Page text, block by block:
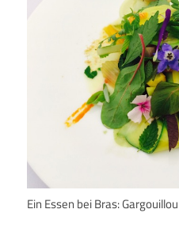
Ein Essen bei Bras: